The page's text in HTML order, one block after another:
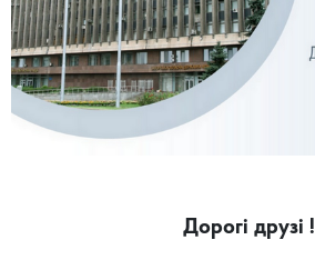
Дорогі друзі !